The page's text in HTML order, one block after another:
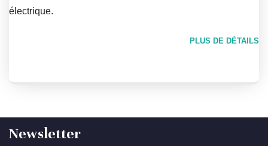
électrique.
PLUS DE DÉTAILS
Newsletter